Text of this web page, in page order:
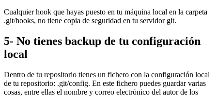
Cualquier hook que hayas puesto en tu máquina local en la carpeta
.git/hooks, no tiene copia de seguridad en tu servidor git.
5- No tienes backup de tu configuración
local
Dentro de tu repositorio tienes un fichero con la configuración local
de tu repositorio: .git/config. En este fichero puedes guardar varias
cosas, entre ellas el nombre y correo electrónico del autor de los